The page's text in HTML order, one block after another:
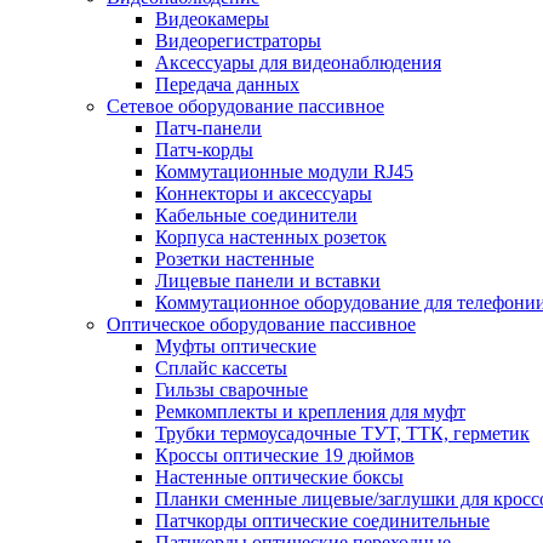
Видеокамеры
Видеорегистраторы
Аксессуары для видеонаблюдения
Передача данных
Сетевое оборудование пассивное
Патч-панели
Патч-корды
Коммутационные модули RJ45
Коннекторы и аксессуары
Кабельные соединители
Корпуса настенных розеток
Розетки настенные
Лицевые панели и вставки
Коммутационное оборудование для
Оптическое оборудование пассивное
Муфты оптические
Сплайс кассеты
Гильзы сварочные
Ремкомплекты и крепления для муфт
Трубки термоусадочные ТУТ, ТТК, герметик
Кроссы оптические 19 дюймов
Настенные оптические боксы
Планки сменные лицевые/заглушки для
Патчкорды оптические соединительные